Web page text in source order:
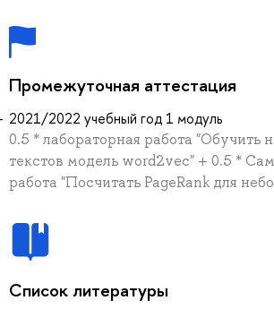
Промежуточная аттестация
2021/2022 учебный год 1 модуль
0.5 * лабораторная работа "Обучить
текстов модель word2vec" + 0.5 *
работа "Посчитать PageRank для
Список литературы